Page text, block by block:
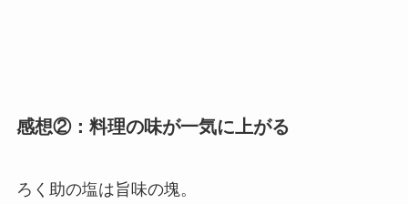
感想②：料理の味が一気に上がる
ろく助の塩は旨味の塊。